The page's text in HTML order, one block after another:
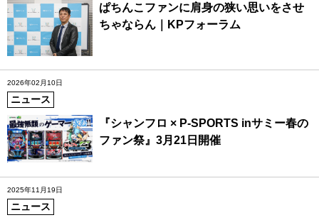
ぱちんこファンに肩身の狭い思いをさせ
ちゃならん｜KPフォーラム
2026年02月10日
ニュース
『シャンフロ × P-SPORTS inサミー春の
ファン祭』3月21日開催
2025年11月19日
ニュース